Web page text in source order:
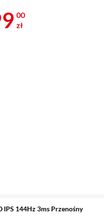
399 zł
00
zł
144Hz 3ms Przenośny